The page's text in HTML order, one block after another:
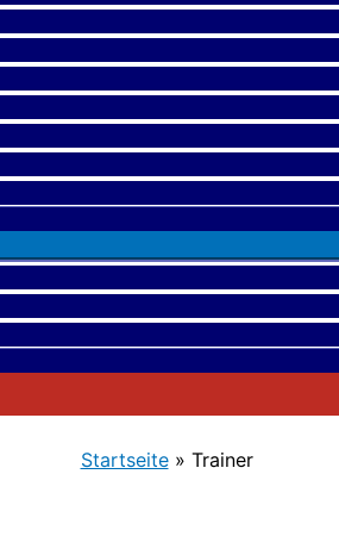
Startseite» Trainer